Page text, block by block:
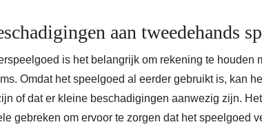
aan tweedehands
is het belangrijk om rekening te houden
Omdat het speelgoed al eerder gebruikt is, kan
of dat er kleine beschadigingen aanwezig zijn.
gebreken om ervoor te zorgen dat het speelgoed